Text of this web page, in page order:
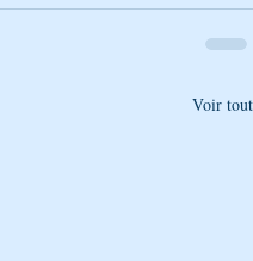
Voir tout